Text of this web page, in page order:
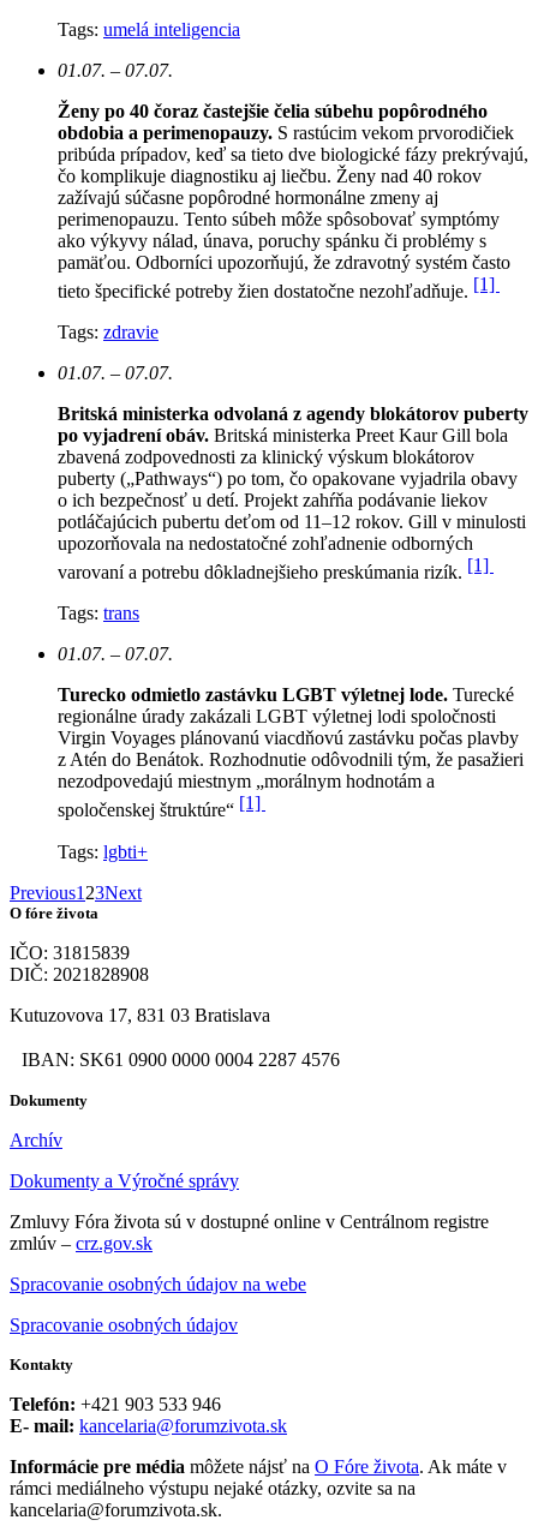
Tags: umelá inteligencia
01.07. – 07.07.
Ženy po 40 čoraz častejšie čelia súbehu popôrodného
obdobia a perimenopauzy. S rastúcim vekom prvorodičiek
pribúda prípadov, keď sa tieto dve biologické fázy prekrývajú,
čo komplikuje diagnostiku aj liečbu. Ženy nad 40 rokov
zažívajú súčasne popôrodné hormonálne zmeny aj
perimenopauzu. Tento súbeh môže spôsobovať symptómy
ako výkyvy nálad, únava, poruchy spánku či problémy s
pamäťou. Odborníci upozorňujú, že zdravotný systém často
tieto špecifické potreby žien dostatočne nezohľadňuje. [1]
Tags: zdravie
01.07. – 07.07.
Britská ministerka odvolaná z agendy blokátorov puberty
po vyjadrení obáv. Britská ministerka Preet Kaur Gill bola
zbavená zodpovednosti za klinický výskum blokátorov
puberty („Pathways“) po tom, čo opakovane vyjadrila obavy
o ich bezpečnosť u detí. Projekt zahŕňa podávanie liekov
potláčajúcich pubertu deťom od 11–12 rokov. Gill v minulosti
upozorňovala na nedostatočné zohľadnenie odborných
varovaní a potrebu dôkladnejšieho preskúmania rizík. [1]
Tags: trans
01.07. – 07.07.
Turecko odmietlo zastávku LGBT výletnej lode. Turecké
regionálne úrady zakázali LGBT výletnej lodi spoločnosti
Virgin Voyages plánovanú viacdňovú zastávku počas plavby
z Atén do Benátok. Rozhodnutie odôvodnili tým, že pasažieri
nezodpovedajú miestnym „morálnym hodnotám a
spoločenskej štruktúre“ [1]
Tags: lgbti+
Previous1 23Next
O fóre života
IČO: 31815839
DIČ: 2021828908
Kutuzovova 17, 831 03 Bratislava
IBAN: SK61 0900 0000 0004 2287 4576
Dokumenty
Archív
Dokumenty a Výročné správy
Zmluvy Fóra života sú v dostupné online v Centrálnom registre
zmlúv – crz.gov.sk
Spracovanie osobných údajov na webe
Spracovanie osobných údajov
Kontakty
Telefón: +421 903 533 946
E- mail: kancelaria@forumzivota.sk
Informácie pre média môžete nájsť na O Fóre života. Ak máte v
rámci mediálneho výstupu nejaké otázky, ozvite sa na
kancelaria@forumzivota.sk.